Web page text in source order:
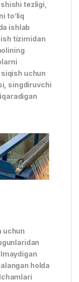
tezligi,
to’liq
ishlab
tizimidan
uchun
singdiruvchi
uchun
holda